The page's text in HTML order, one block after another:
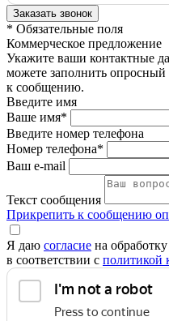
* Обязательные поля
Коммерческое предложение
Укажите ваши контактные
можете заполнить
к сообщению.
Введите имя
Ваше имя*
Введите номер телефона
Номер телефона*
Ваш e-mail
Текст сообщения
Прикрепить к сообщению
Я даю согласие на
в соответствии с политикой